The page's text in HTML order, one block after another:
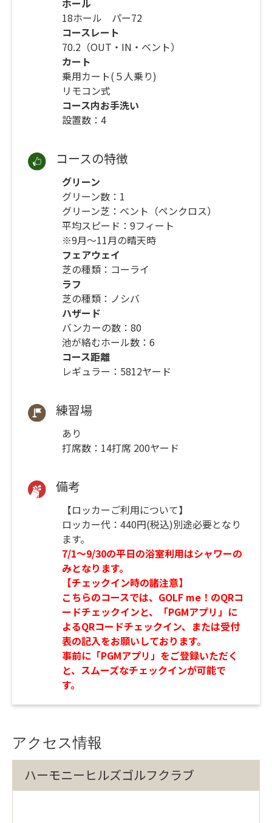
18ホール パー72
コースレート
70.2（OUT・IN・ベント）
カート
乗用カート(５人乗り)
リモコン式
コース内お手洗い
設置数：4
コースの特徴
グリーン
グリーン数：1
グリーン芝：ベント（ペンクロス）
平均スピード：9フィート
※9月～11月の晴天時
フェアウェイ
芝の種類：コーライ
ラフ
芝の種類：ノシバ
ハザード
バンカーの数：80
池が絡むホール数：6
コース距離
レギュラー：5812ヤード
練習場
あり
打席数：14打席 200ヤード
備考
【ロッカーご利用について】
ロッカー代：440円(税込)別途必要となり
ます。
7/1～9/30の平日の浴室利用はシャワーの
みとなります。
【チェックイン時の諸注意】
こちらのコースでは、GOLF me！のQRコ
ードチェックインと、「PGMアプリ」に
よるQRコードチェックイン、または受付
表の記入をお願いしております。
事前に「PGMアプリ」をご登録いただく
と、スムーズなチェックインが可能で
す。
アクセス情報
ハーモニーヒルズゴルフクラブ